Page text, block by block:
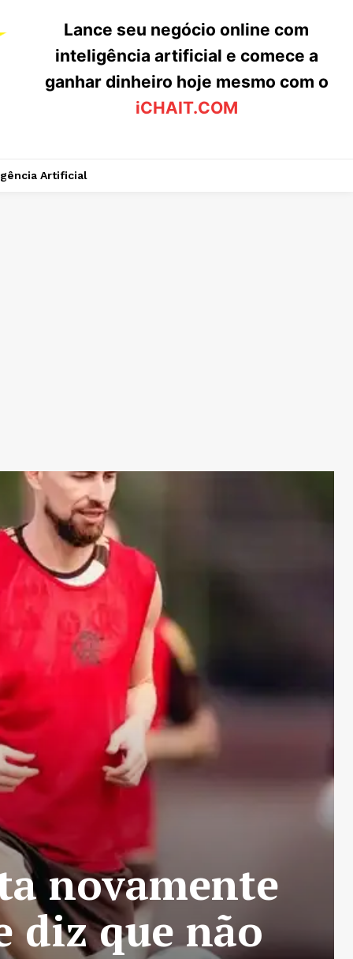
Lance seu negócio online com
inteligência artificial e comece a
ganhar dinheiro hoje mesmo com o
iCHAIT.COM
Artificial
novamente
diz que não